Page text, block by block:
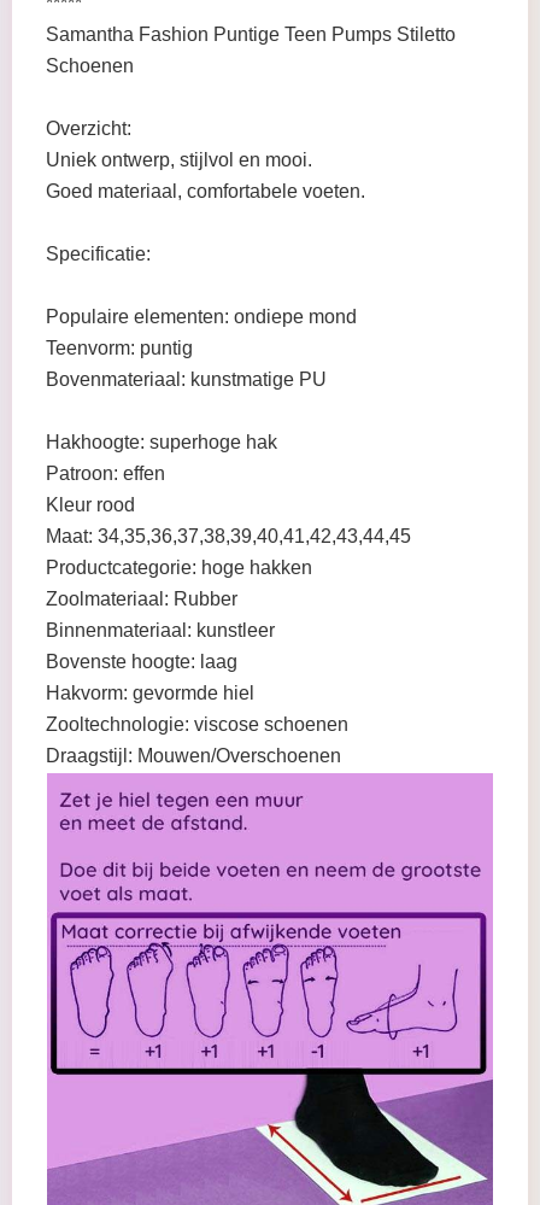
Samantha Fashion Puntige Teen Pumps Stiletto
Schoenen
Overzicht:
Uniek ontwerp, stijlvol en mooi.
Goed materiaal, comfortabele voeten.
Specificatie:
Populaire elementen: ondiepe mond
Teenvorm: puntig
Bovenmateriaal: kunstmatige PU
Hakhoogte: superhoge hak
Patroon: effen
Kleur rood
Maat: 34,35,36,37,38,39,40,41,42,43,44,45
Productcategorie: hoge hakken
Zoolmateriaal: Rubber
Binnenmateriaal: kunstleer
Bovenste hoogte: laag
Hakvorm: gevormde hiel
Zooltechnologie: viscose schoenen
Draagstijl: Mouwen/Overschoenen